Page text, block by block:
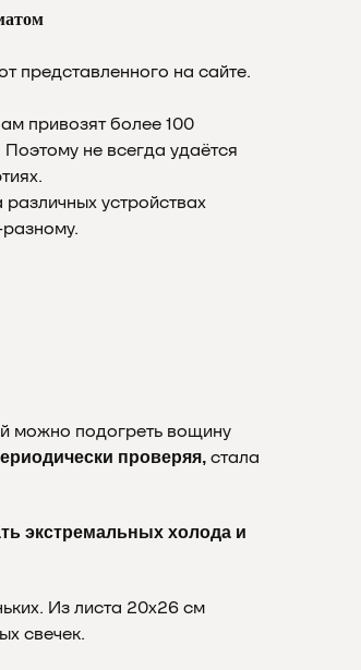
представленного на сайте.
привозят более 100
не всегда удаётся
устройствах
разному.
можно подогреть вощину
проверяя, стала
экстремальных холода и
Из листа 20х26 см
свечек.